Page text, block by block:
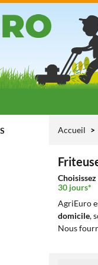
Accueil
30 jours*
AgriEuro
domicile,
Nous